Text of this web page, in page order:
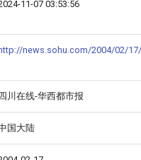
11-07 03:53:56
http://news.sohu.com/2004/02/
川在线-华西都市报
国大陆